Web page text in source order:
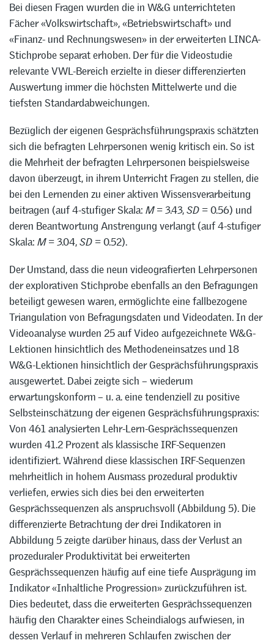
Bei diesen Fragen wurden die in W&G unterrichteten
Fächer «Volkswirtschaft», «Betriebswirtschaft» und
«Finanz- und Rechnungswesen» in der erweiterten LINCA-
Stichprobe separat erhoben. Der für die Videostudie
relevante VWL-Bereich erzielte in dieser differenzierten
Auswertung immer die höchsten Mittelwerte und die
tiefsten Standardabweichungen.
Bezüglich der eigenen Gesprächsführungspraxis schätzten
sich die befragten Lehrpersonen wenig kritisch ein. So ist
die Mehrheit der befragten Lehrpersonen beispielsweise
davon überzeugt, in ihrem Unterricht Fragen zu stellen, die
bei den Lernenden zu einer aktiven Wissensverarbeitung
beitragen (auf 4-stufiger Skala: M= 3.43,SD = 0.56) und
deren Beantwortung Anstrengung verlangt (auf 4-stufiger
Skala: M= 3.04,SD = 0.52).
Der Umstand, dass die neun videografierten Lehrpersonen
der explorativen Stichprobe ebenfalls an den Befragungen
beteiligt gewesen waren, ermöglichte eine fallbezogene
Triangulation von Befragungsdaten und Videodaten. In der
Videoanalyse wurden 25 auf Video aufgezeichnete W&G-
Lektionen hinsichtlich des Methodeneinsatzes und 18
W&G-Lektionen hinsichtlich der Gesprächsführungspraxis
ausgewertet. Dabei zeigte sich – wiederum
erwartungskonform – u. a. eine tendenziell zu positive
Selbsteinschätzung der eigenen Gesprächsführungspraxis:
Von 461 analysierten Lehr-Lern-Gesprächssequenzen
wurden 41.2 Prozent als klassische IRF-Sequenzen
identifiziert. Während diese klassischen IRF-Sequenzen
mehrheitlich in hohem Ausmass prozedural produktiv
verliefen, erwies sich dies bei den erweiterten
Gesprächssequenzen als anspruchsvoll (Abbildung 5). Die
differenzierte Betrachtung der drei Indikatoren in
Abbildung 5 zeigte darüber hinaus, dass der Verlust an
prozeduraler Produktivität bei erweiterten
Gesprächssequenzen häufig auf eine tiefe Ausprägung im
Indikator «Inhaltliche Progression» zurückzuführen ist.
Dies bedeutet, dass die erweiterten Gesprächssequenzen
häufig den Charakter eines Scheindialogs aufwiesen, in
dessen Verlauf in mehreren Schlaufen zwischen der